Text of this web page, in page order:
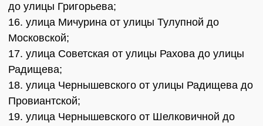
до улицы Григорьева;
16. улица Мичурина от улицы Тулупной до
Московской;
17. улица Советская от улицы Рахова до улицы
Радищева;
18. улица Чернышевского от улицы Радищева до
Провиантской;
19. улица Чернышевского от Шелковичной до